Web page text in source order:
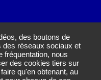
des boutons de
des réseaux sociaux et
fréquentation, nous
des cookies tiers sur
qu'en obtenant, au